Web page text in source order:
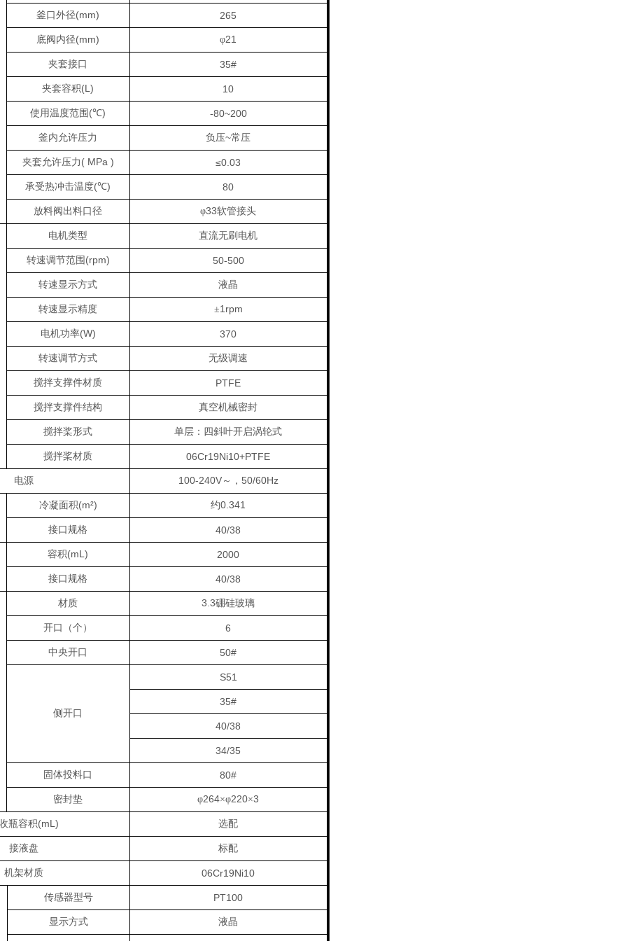
釜口外径(mm) 265
底阀内径(mm) φ21
夹套接口 35#
夹套容积(L) 10
使用温度范围 (℃) -80~200
釜内允许压力 负压~常压
夹套允许压力 ( MPa ) ≤0.03
承受热冲击温度(℃) 80
放料阀出料口径 φ33软管接头
电机类型 直流无刷电机
转速调节范围 (rpm) 50-500
转速显示方式 液晶
转速显示精度 ±1rpm
电机功率(W) 370
转速调节方式 无级调速
搅拌支撑件材质 PTFE
搅拌支撑件结构 真空机械密封
搅拌桨形式 单层：四斜叶开启涡轮式
搅拌桨材质 06Cr19Ni10+PTFE
电源 100-240V～， 50/60Hz
冷凝面积(m²) 约0.341
接口规格 40/38
容积(mL) 2000
接口规格 40/38
材质 3.3硼硅玻璃
开口（个） 6
中央开口 50#
侧开口
S51
35#
40/38
34/35
固体投料口 80#
密封垫 φ264×φ220×3
瓶容积(mL) 选配
接液盘 标配
机架材质 06Cr19Ni10
传感器型号 PT100
显示方式 液晶